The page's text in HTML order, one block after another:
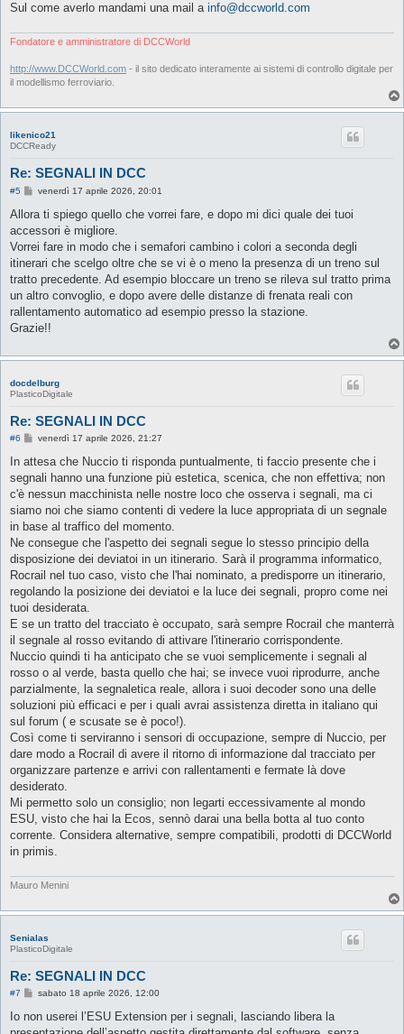
Sul come averlo mandami una mail a info@dccworld.com
Fondatore e amministratore di DCCWorld
http://www.DCCWorld.com - il sito dedicato interamente ai sistemi di controllo digitale per
il modellismo ferroviario.
likenico21
DCCReady
Re: SEGNALI IN DCC
#5
M
s
a
g
i
o
venerdì 17 aprile 2026, 20:01
Allora ti spiego quello che vorrei fare, e dopo mi dici quale dei tuoi
accessori è migliore.
Vorrei fare in modo che i semafori cambino i colori a seconda degli
itinerari che scelgo oltre che se vi è o meno la presenza di un treno sul
tratto precedente. Ad esempio bloccare un treno se rileva sul tratto prima
un altro convoglio, e dopo avere delle distanze di frenata reali con
rallentamento automatico ad esempio presso la stazione.
Grazie!!
docdelburg
PlasticoDigitale
Re: SEGNALI IN DCC
#6
M
s
a
g
i
o
venerdì 17 aprile 2026, 21:27
In attesa che Nuccio ti risponda puntualmente, ti faccio presente che i
segnali hanno una funzione più estetica, scenica, che non effettiva; non
c'è nessun macchinista nelle nostre loco che osserva i segnali, ma ci
siamo noi che siamo contenti di vedere la luce appropriata di un segnale
in base al traffico del momento.
Ne consegue che l'aspetto dei segnali segue lo stesso principio della
disposizione dei deviatoi in un itinerario. Sarà il programma informatico,
Rocrail nel tuo caso, visto che l'hai nominato, a predisporre un itinerario,
regolando la posizione dei deviatoi e la luce dei segnali, propro come nei
tuoi desiderata.
E se un tratto del tracciato è occupato, sarà sempre Rocrail che manterrà
il segnale al rosso evitando di attivare l'itinerario corrispondente.
Nuccio quindi ti ha anticipato che se vuoi semplicemente i segnali al
rosso o al verde, basta quello che hai; se invece vuoi riprodurre, anche
parzialmente, la segnaletica reale, allora i suoi decoder sono una delle
soluzioni più efficaci e per i quali avrai assistenza diretta in italiano qui
sul forum ( e scusate se è poco!).
Così come ti serviranno i sensori di occupazione, sempre di Nuccio, per
dare modo a Rocrail di avere il ritorno di informazione dal tracciato per
organizzare partenze e arrivi con rallentamenti e fermate là dove
desiderato.
Mi permetto solo un consiglio; non legarti eccessivamente al mondo
ESU, visto che hai la Ecos, sennò darai una bella botta al tuo conto
corrente. Considera alternative, sempre compatibili, prodotti di DCCWorld
in primis.
Mauro Menini
Senialas
PlasticoDigitale
Re: SEGNALI IN DCC
#7
M
s
sabato 18 aprile 2026, 12:00
Io non userei l’ESU Extension per i segnali, lasciando libera la